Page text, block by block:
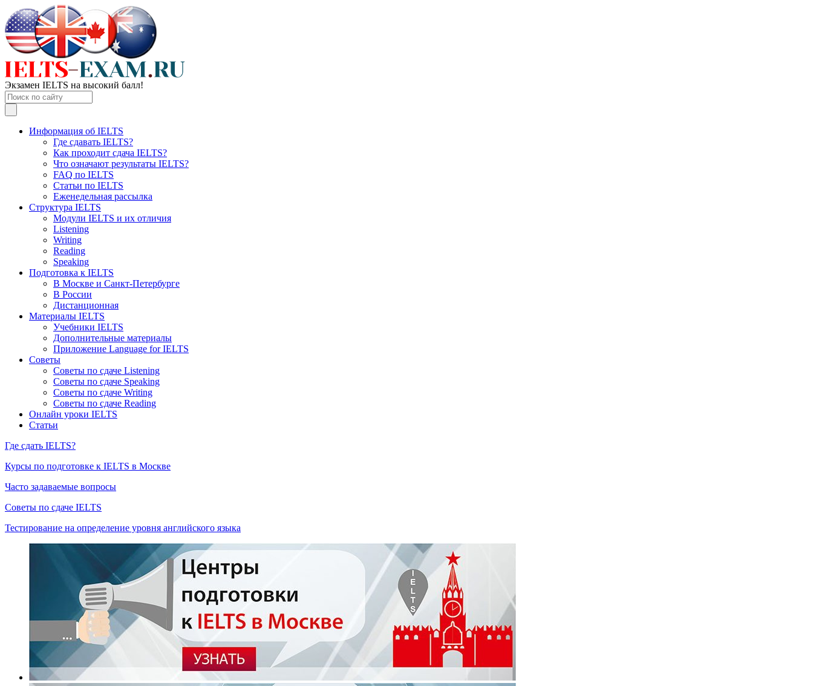
Экзамен IELTS на высокий балл!
Информация об IELTS
Где сдавать IELTS?
Как проходит сдача IELTS?
Что означают результаты IELTS?
FAQ по IELTS
Статьи по IELTS
Еженедельная рассылка
Структура IELTS
Модули IELTS и их отличия
Listening
Writing
Reading
Speaking
Подготовка к IELTS
В Москве и Санкт-Петербурге
В России
Дистанционная
Материалы IELTS
Учебники IELTS
Дополнительные материалы
Приложение Language for IELTS
Советы
Советы по сдаче Listening
Советы по сдаче Speaking
Советы по сдаче Writing
Советы по сдаче Reading
Онлайн уроки IELTS
Статьи
Где сдать IELTS?
Курсы по подготовке к IELTS в Москве
Часто задаваемые вопросы
Советы по сдаче IELTS
Тестирование на определение уровня английского языка